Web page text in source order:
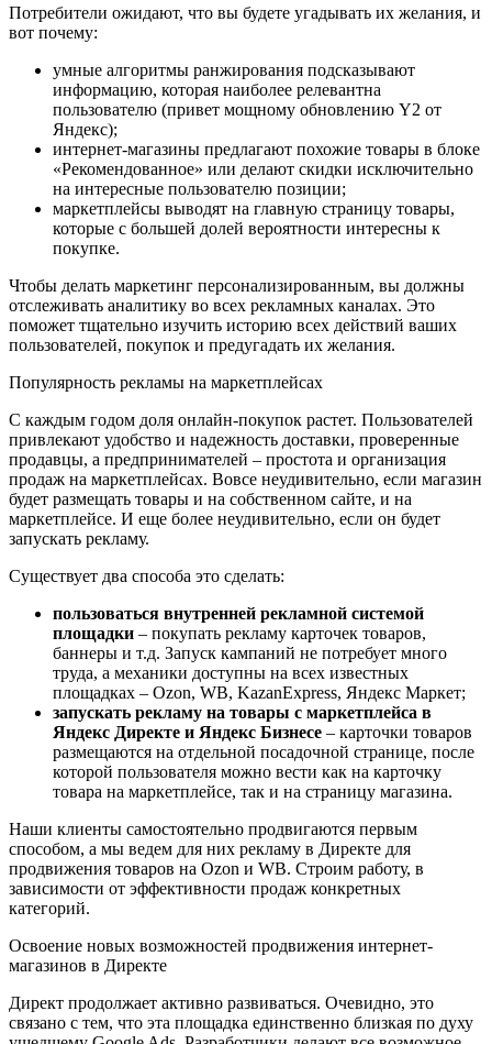
Потребители ожидают, что вы будете угадывать их желания, и
вот почему:
умные алгоритмы ранжирования подсказывают
информацию, которая наиболее релевантна
пользователю (привет мощному обновлению Y2 от
Яндекс);
интернет-магазины предлагают похожие товары в блоке
«Рекомендованное» или делают скидки исключительно
на интересные пользователю позиции;
маркетплейсы выводят на главную страницу товары,
которые с большей долей вероятности интересны к
покупке.
Чтобы делать маркетинг персонализированным, вы должны
отслеживать аналитику во всех рекламных каналах. Это
поможет тщательно изучить историю всех действий ваших
пользователей, покупок и предугадать их желания.
Популярность рекламы на маркетплейсах
С каждым годом доля онлайн-покупок растет. Пользователей
привлекают удобство и надежность доставки, проверенные
продавцы, а предпринимателей – простота и организация
продаж на маркетплейсах. Вовсе неудивительно, если магазин
будет размещать товары и на собственном сайте, и на
маркетплейсе. И еще более неудивительно, если он будет
запускать рекламу.
Существует два способа это сделать:
пользоваться внутренней рекламной системой
площадки – покупать рекламу карточек товаров,
баннеры и т.д. Запуск кампаний не потребует много
труда, а механики доступны на всех известных
площадках – Оzon, WB, KazanExpress, Яндекс Маркет;
запускать рекламу на товары с маркетплейса в
Яндекс Директе и Яндекс Бизнесе – карточки товаров
размещаются на отдельной посадочной странице, после
которой пользователя можно вести как на карточку
товара на маркетплейсе, так и на страницу магазина.
Наши клиенты самостоятельно продвигаются первым
способом, а мы ведем для них рекламу в Директе для
продвижения товаров на Ozon и WB. Строим работу, в
зависимости от эффективности продаж конкретных
категорий.
Освоение новых возможностей продвижения интернет-
магазинов в Директе
Директ продолжает активно развиваться. Очевидно, это
связано с тем, что эта площадка единственно близкая по духу